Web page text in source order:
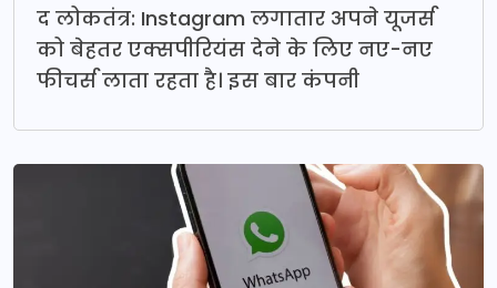
द लोकतंत्र: Instagram लगातार अपने यूजर्स
को बेहतर एक्सपीरियंस देने के लिए नए-नए
फीचर्स लाता रहता है। इस बार कंपनी